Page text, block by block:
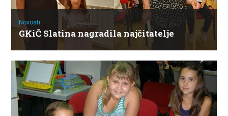
Novosti
GKiČ Slatina nagradila najčitatelje